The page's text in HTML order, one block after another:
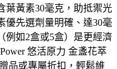
葉黃素30毫克，助抵禦光
優先選劑量明確、達30毫
例如2盒或5盒）是更經濟
悠活原力 金盞花萃
品或專屬折扣，輕鬆維